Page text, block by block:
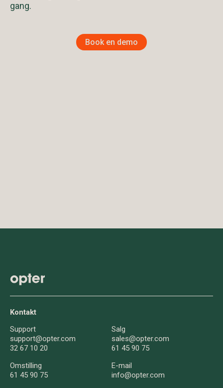
gang.
Book en demo
Kontakt
Support
support@opter.com
32 67 10 20
Salg
sales@opter.com
61 45 90 75
Omstilling
61 45 90 75
E-mail
info@opter.com